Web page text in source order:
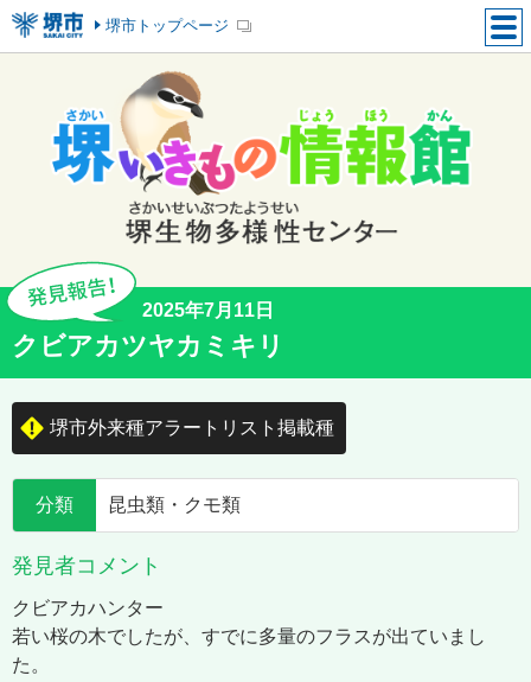
堺市トップページ
2025年7月11日
クビアカツヤカミキリ
堺市外来種アラートリスト掲載種
分類 昆虫類・クモ類
発見者コメント
クビアカハンター
若い桜の木でしたが、すでに多量のフラスが出ていまし
た。